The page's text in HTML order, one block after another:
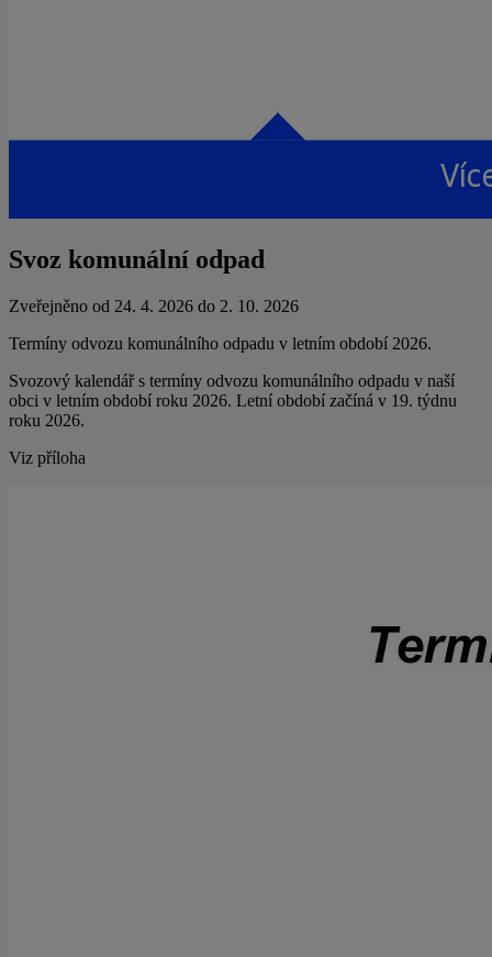
Svoz komunální odpad
Zveřejněno od 24. 4. 2026 do 2. 10. 2026
Termíny odvozu komunálního odpadu v letním období 2026.
Svozový kalendář s termíny odvozu komunálního odpadu v naší
obci v letním období roku 2026. Letní období začíná v 19. týdnu
roku 2026.
Viz příloha